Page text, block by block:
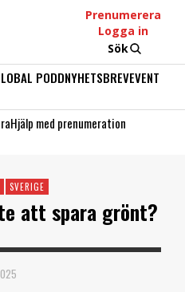
Prenumerera
Logga in
Sök
PODDNYHETSBREVEVENT
Hjälp med prenumeration
SVERIGE
att spara grönt?